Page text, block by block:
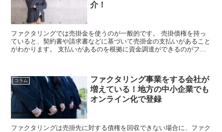
介！
ファクタリングでは売掛金を使うのが一般的です。 売掛債権を持っ
ていると、契約書や請求書などに基づいて売掛金の支払いがあること
がわかります。 支払いがあるのを根拠に資金調達ができるのがファ
コラム
ファクタリング事業をする会社が
増えている！地方の中小企業でも
オンライン化で登録
ファクタリングは売掛先に対する債権を回収できない場合に、ファク